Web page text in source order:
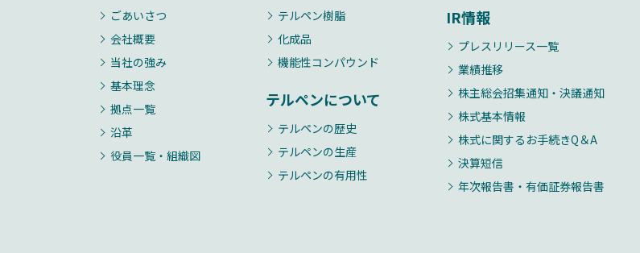
ごあいさつ
会社概要
当社の強み
基本理念
拠点一覧
沿革
役員一覧・組織図
テルペン樹脂
化成品
機能性コンパウンド
テルペンについて
テルペンの歴史
テルペンの生産
テルペンの有用性
IR情報
プレスリリース一覧
業績推移
株主総会招集通知・決議通知
株式基本情報
株式に関するお手続きQ＆A
決算短信
年次報告書・有価証券報告書